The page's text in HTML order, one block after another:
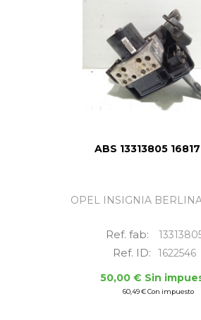
ABS 13313805
OPEL INSIGNIA
Ref. fab:
Ref. ID:
1622546
50,00 € Sin
60,49 € Con impuesto